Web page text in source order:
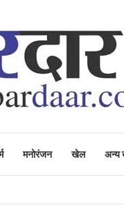
मनोरंजन खेल अन्य
के भरोसेमंद कृषि साथी…..